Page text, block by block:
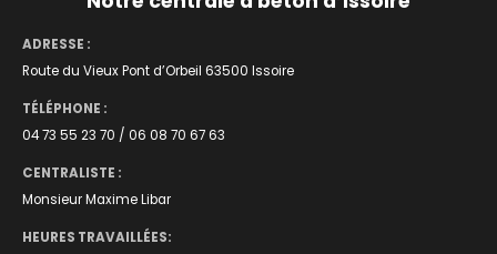
ADRESSE :
Route du Vieux Pont d’Orbeil 63500 Issoire
TÉLÉPHONE :
04 73 55 23 70 / 06 08 70 67 63
CENTRALISTE :
Monsieur Maxime Libar
HEURES TRAVAILLÉES: